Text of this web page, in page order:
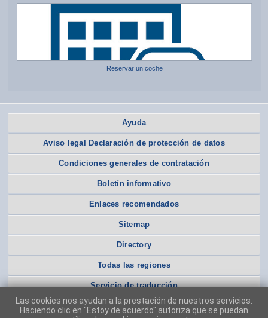
Reservar un coche
Ayuda
Aviso legal Declaración de protección de datos
Condiciones generales de contratación
Boletín informativo
Enlaces recomendados
Sitemap
Directory
Todas las regiones
Servicio de traducción
Las cookies nos ayudan a la prestación de nuestros servicios.
Haciendo clic en "Estoy de acuerdo" autoriza que se puedan